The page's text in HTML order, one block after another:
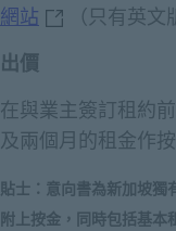
網站 新加坡國內稅
（只有英文
出價
在與業主簽訂租約
及兩個月的租金作按
貼士：意向書為新加坡
附上按金，同時包括基本